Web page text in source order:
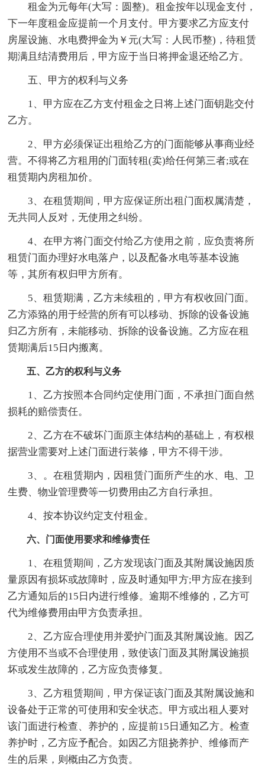
租金为元每年(大写：圆整)。租金按年以现金支付，
下一年度租金应提前一个月支付。甲方要求乙方应支付
房屋设施、水电费押金为￥元(大写：人民币整)，待租赁
期满且结清费用后，甲方应于当日将押金退还给乙方。
五、甲方的权利与义务
1、甲方应在乙方支付租金之日将上述门面钥匙交付
乙方。
2、甲方必须保证出租给乙方的门面能够从事商业经
营。不得将乙方租用的门面转租(卖)给任何第三者;或在
租赁期内房租加价。
3、在租赁期间，甲方应保证所出租门面权属清楚，
无共同人反对，无使用之纠纷。
4、在甲方将门面交付给乙方使用之前，应负责将所
租赁门面办理好水电落户，以及配备水电等基本设施
等，其所有权归甲方所有。
5、租赁期满，乙方未续租的，甲方有权收回门面。
乙方添臵的用于经营的所有可以移动、拆除的设备设施
归乙方所有，未能移动、拆除的设备设施。乙方应在租
赁期满后15日内搬离。
五、乙方的权利与义务
1、乙方按照本合同约定使用门面，不承担门面自然
损耗的赔偿责任。
2、乙方在不破坏门面原主体结构的基础上，有权根
据营业需要对上述门面进行装修，甲方不得干涉。
3、。在租赁期内，因租赁门面所产生的水、电、卫
生费、物业管理费等一切费用由乙方自行承担。
4、按本协议约定支付租金。
六、门面使用要求和维修责任
1、在租赁期间，乙方发现该门面及其附属设施因质
量原因有损坏或故障时，应及时通知甲方;甲方应在接到
乙方通知后的15日内进行维修。逾期不维修的，乙方可
代为维修费用由甲方负责承担。
2、乙方应合理使用并爱护门面及其附属设施。因乙
方使用不当或不合理使用，致使该门面及其附属设施损
坏或发生故障的，乙方应负责修复。
3、乙方租赁期间，甲方保证该门面及其附属设施和
设备处于正常的可使用和安全状态。甲方或出租人要对
该门面进行检查、养护的，应提前15日通知乙方。检查
养护时，乙方应予配合。如因乙方阻挠养护、维修而产
生的后果，则概由乙方负责。